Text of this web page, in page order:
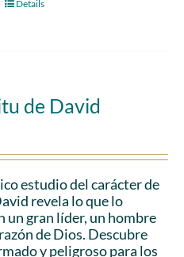
Details
de David
estudio del carácter de
revela lo que lo
un gran líder, un hombre
de Dios. Descubre
y peligroso para los